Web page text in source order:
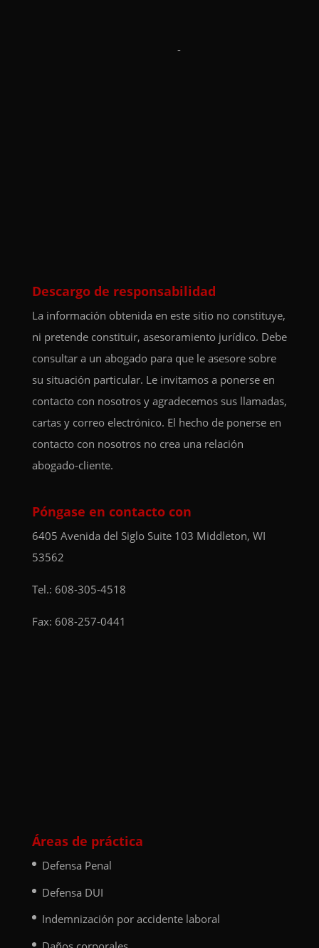
-
Descargo de responsabilidad
La información obtenida en este sitio no constituye,
ni pretende constituir, asesoramiento jurídico. Debe
consultar a un abogado para que le asesore sobre
su situación particular. Le invitamos a ponerse en
contacto con nosotros y agradecemos sus llamadas,
cartas y correo electrónico. El hecho de ponerse en
contacto con nosotros no crea una relación
abogado-cliente.
Póngase en contacto con
6405 Avenida del Siglo Suite 103 Middleton, WI
53562
Tel.: 608-305-4518
Fax: 608-257-0441
Áreas de práctica
Defensa Penal
Defensa DUI
Indemnización por accidente laboral